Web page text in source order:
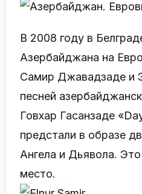
В 2008 году в
Азербайджана на
Самир Джавадзаде и
песней
Говхар Гасанзаде
предстали в образе
Ангела и Дьявола.
место.